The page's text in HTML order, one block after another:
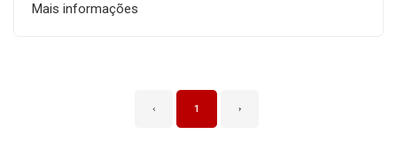
Mais informações
‹ 1 ›